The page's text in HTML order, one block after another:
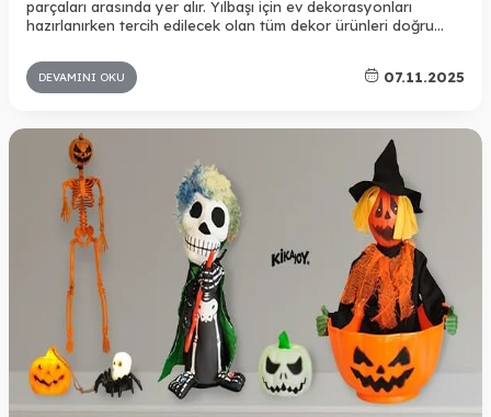
parçaları arasında yer alır. Yılbaşı için ev dekorasyonları
hazırlanırken tercih edilecek olan tüm dekor ürünleri doğru
olmalıdır. Kapı süsleri de evin girişi olduğu için yeni yıl ruhunu
yansıtan bir süsleme için özenle kapı dekorasyonunda yer
DEVAMINI OKU 07.11.2025